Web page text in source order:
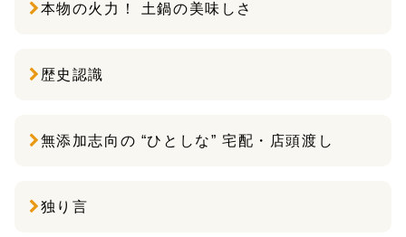
本物の火力！ 土鍋の美味しさ
歴史認識
無添加志向の “ひとしな” 宅配・店頭渡し
独り言